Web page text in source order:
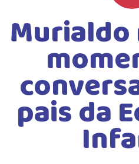
CALENDÁRIO ESCOLAR
GUIA DA FAMÍLIA
BOLETOS
pais da